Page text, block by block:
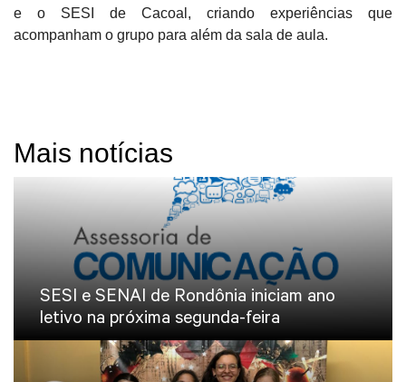
e o SESI de Cacoal, criando experiências que
acompanham o grupo para além da sala de aula.
Mais notícias
SESI e SENAI de Rondônia iniciam ano
letivo na próxima segunda-feira